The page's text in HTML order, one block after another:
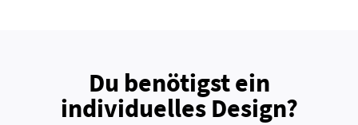
Du benötigst ein
individuelles Design?